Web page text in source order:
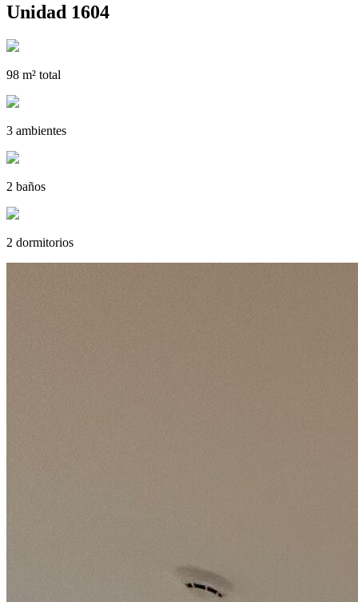
Unidad 1604
98 m² total
3 ambientes
2 baños
2 dormitorios